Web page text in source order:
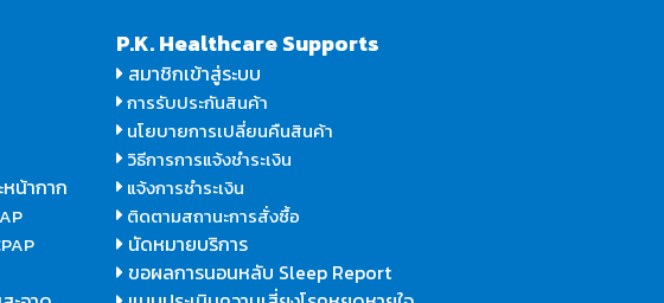
น้ากาก
P.K. Healthcare Supports
สมาชิกเข้าสู่ระบบ
การรับประกันสินค้า
นโยบายการเปลี่ยนคืนสินค้า
วิธีการการแจ้งชำระเงิน
แจ้งการชำระเงิน
ติดตามสถานะการสั่งซื้อ
นัดหมายบริการ
ขอผลการนอนหลับ Sleep Report